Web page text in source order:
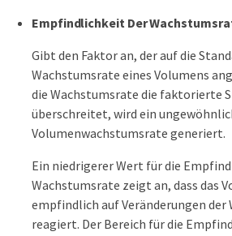
Empfindlichkeit Der
Gibt den Faktor an, der auf die
Wachstumsrate eines Volumens
die Wachstumsrate die faktorierte
überschreitet, wird ein
Volumenwachstumsrate generiert.
Ein niedrigerer Wert für die
Wachstumsrate zeigt an, dass das
empfindlich auf Veränderungen der
reagiert. Der Bereich für die